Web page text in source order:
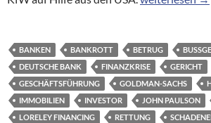
BANKEN BANKROTT BETRUG
DEUTSCHE BANK
FINANZKRISE
GERICHT
GESCHÄFTSFÜHRUNG
GOLDMAN-SACHS
IMMOBILIEN
INVESTOR JOHN PAULSON
LORELEY FINANCING
RETTUNG